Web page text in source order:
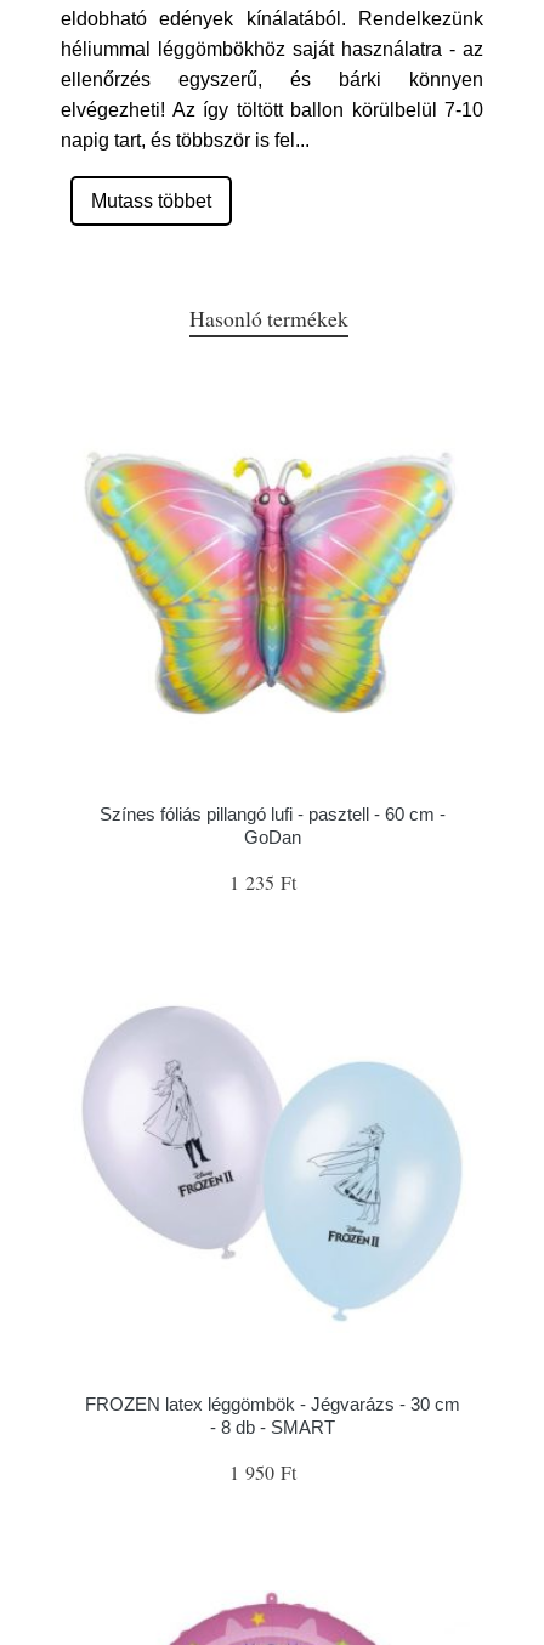
eldobható edények kínálatából. Rendelkezünk
héliummal léggömbökhöz saját használatra - az
ellenőrzés egyszerű, és bárki könnyen
elvégezheti! Az így töltött ballon körülbelül 7-10
napig tart, és többször is fel ...
Mutass többet
Hasonló termékek
Színes fóliás pillangó lufi - pasztell - 60 cm -
GoDan
1 235 Ft
FROZEN latex léggömbök - Jégvarázs - 30 cm
- 8 db - SMART
1 950 Ft